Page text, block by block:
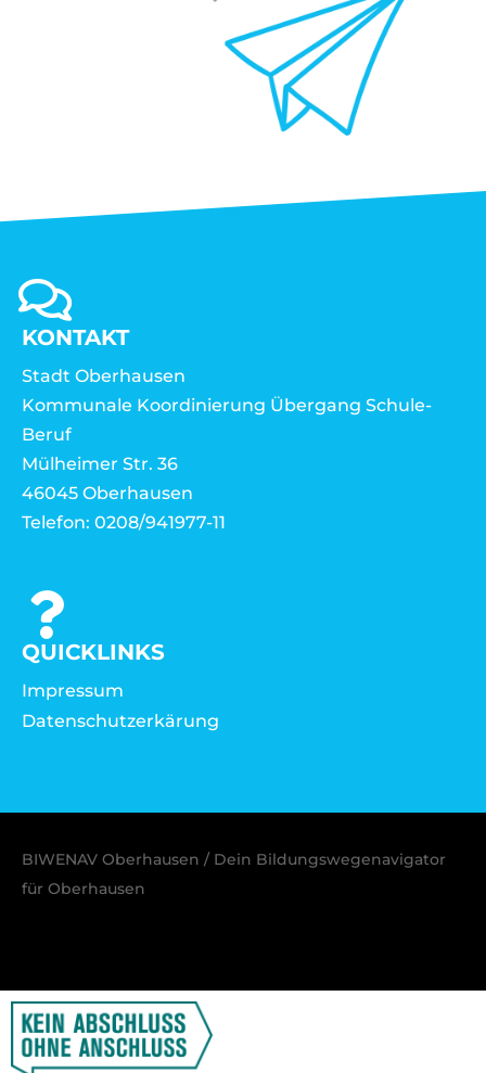
KONTAKT
Stadt Oberhausen
Kommunale Koordinierung Übergang Schule-
Beruf
Mülheimer Str. 36
46045 Oberhausen
Telefon: 0208/941977-11
QUICKLINKS
Impressum
Datenschutzerkärung
BIWENAV Oberhausen / Dein Bildungswegenavigator
für Oberhausen